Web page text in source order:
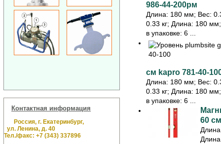
Контактная информация
Россия, г. Екатеринбург,
ул. Ленина, д. 40
Тел./факс: +7 (343) 337896
986-44-200рм
Длина: 180 мм; Вес:
0.33 кг; Длина: 180
в упаковке: 6 ...
см kapro 781-40-
Длина: 180 мм; Вес:
0.33 кг; Длина: 180
в упаковке: 6 ...
60